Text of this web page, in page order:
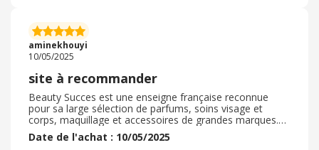
le fait de pouvoir me faire livrer à domicile ou en point
relais proche de chez moi est vraiment un plus sans
parler des différents moyens de paiement possible.
aminekhouyi
10/05/2025
site à recommander
Beauty Succes est une enseigne française reconnue
pour sa large sélection de parfums, soins visage et
corps, maquillage et accessoires de grandes marques.
Les clients apprécient la qualité des produits, la
présentation soignée et les conseils personnalisés en
Date de l'achat : 10/05/2025